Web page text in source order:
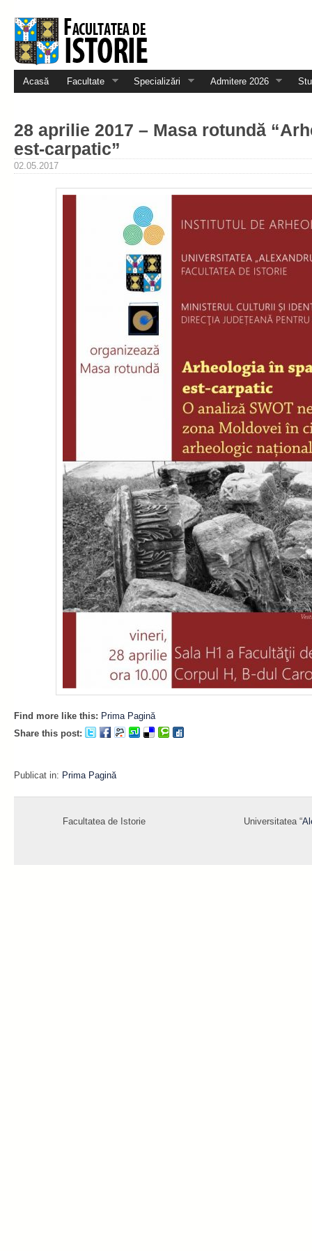
Acasă Facultate Specializări Admitere 2026
28 aprilie 2017 – Masa rotundă
est-carpatic”
02.05.2017
Find more like this: Prima Pagină
Share this post:
Publicat in: Prima Pagină
Facultatea de Istorie Universitatea “